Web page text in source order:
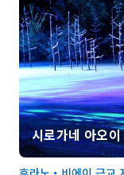
시로가네 아오